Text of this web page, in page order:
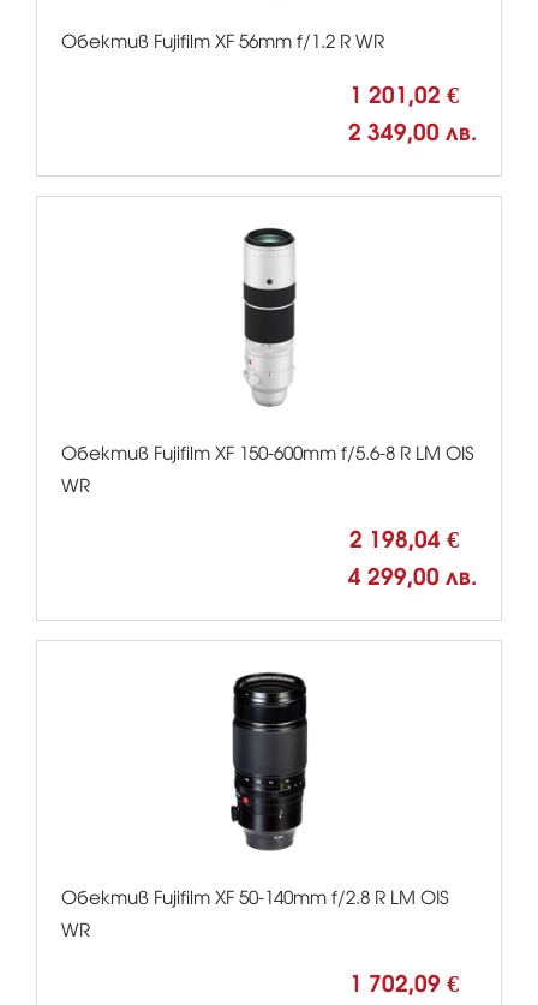
Обектив Fujifilm XF 56mm f/1.2 R WR
1 201,02 €
2 349,00 лв.
Обектив Fujifilm XF 150-600mm f/5.6-8 R LM OIS
WR
2 198,04 €
4 299,00 лв.
Обектив Fujifilm XF 50-140mm f/2.8 R LM OIS
WR
1 702,09 €